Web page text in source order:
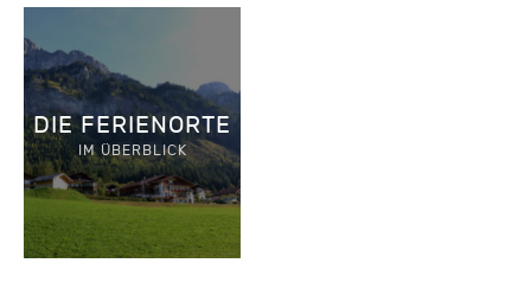
DIE FERIENORTE
IM ÜBERBLICK